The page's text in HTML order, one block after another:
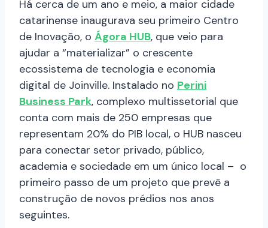
Há cerca de um ano e meio, a maior cidade
catarinense inaugurava seu primeiro Centro
de Inovação, o Ágora HUB, que veio para
ajudar a “materializar” o crescente
ecossistema de tecnologia e economia
digital de Joinville. Instalado no Perini
Business Park, complexo multissetorial que
conta com mais de 250 empresas que
representam 20% do PIB local, o HUB nasceu
para conectar setor privado, público,
academia e sociedade em um único local – o
primeiro passo de um projeto que prevê a
construção de novos prédios nos anos
seguintes.